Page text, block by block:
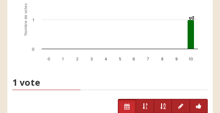
Nombre de votes 1
1
0 1 2 3 4 5 6 7 8 9 10
0
1
1 vote